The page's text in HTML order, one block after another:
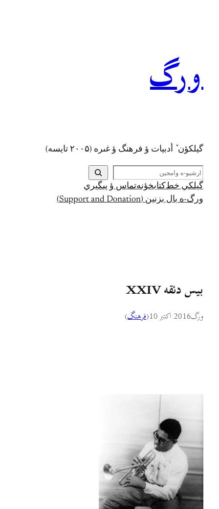
ورگ
گيلکؤن ٚ أدبیات ؤ فرهنگ ؤ غىره (۲۰۰۵ تايسه)
ج
س
ت
ج
گيلکي خط کتابخؤنهتماس ؤ پىگيري
ورگ-ه بال بزنين (Support and Donation)
بیس دئقه XXIV
ورگ2016 اکتبر 10 (فرهنگ)